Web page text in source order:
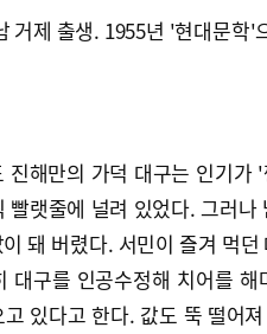
거제 출생. 1955년 '현대문학'
해만의 가덕 대구는 인기가
빨랫줄에 널려 있었다. 그러
돼 버렸다. 서민이 즐겨 먹
대구를 인공수정해 치어를
있다고 한다. 값도 뚝 떨어